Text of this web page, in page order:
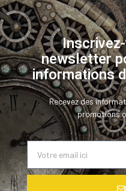
newsletter
informations
Recevez des
promotions